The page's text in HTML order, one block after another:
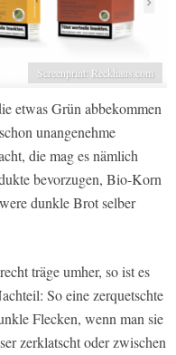
Screenprint: Reckhaus.com
etwas Grün abbekommen
unangenehme
die mag es nämlich
bevorzugen, Bio-Korn
dunkle Brot selber
träge umher, so ist es
So eine zerquetschte
Flecken, wenn man sie
zerklatscht oder zwischen